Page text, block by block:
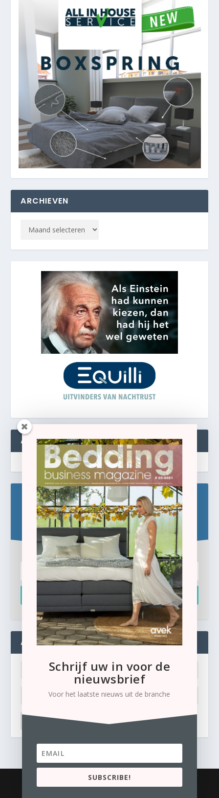
ARCHIEVEN
ABONNEREN
Blijf op de hoogte!
Schrijf u hier in voor de gratis e-newsletter.
Inschrijven
ADMIN
Ik ben mijn wachtwoord kwijt
Business Content Media
Schrijf uw in voor de
nieuwsbrief
Voor het laatste nieuws uit de branche
SUBSCRIBE!